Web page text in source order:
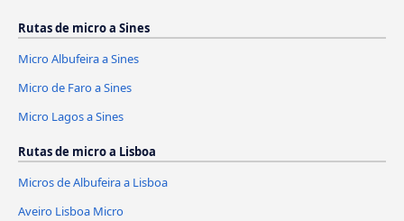
Rutas de micro a Sines
Micro Albufeira a Sines
Micro de Faro a Sines
Micro Lagos a Sines
Rutas de micro a Lisboa
Micros de Albufeira a Lisboa
Aveiro Lisboa Micro